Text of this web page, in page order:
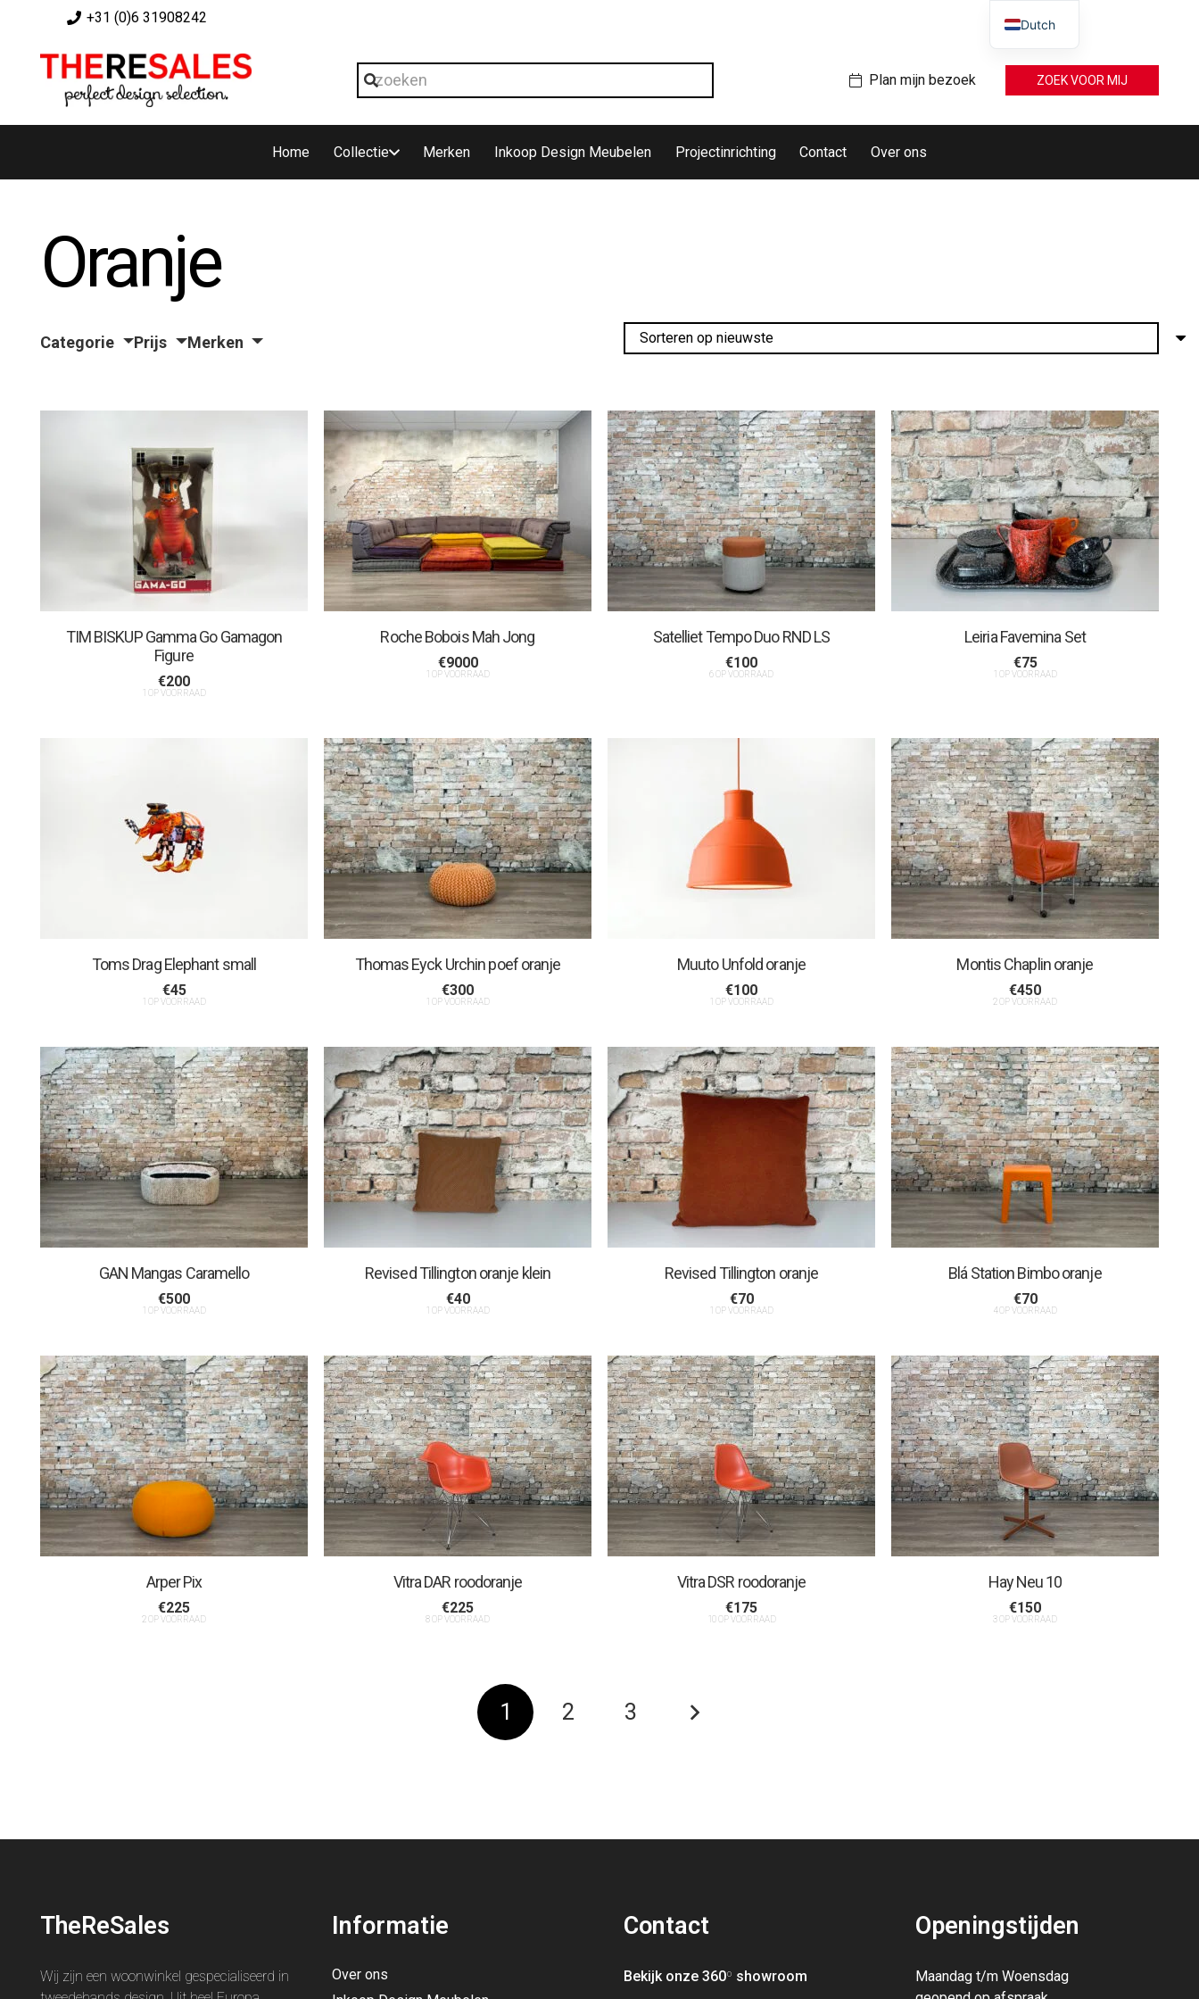
+31 (0)6 31908242
Plan mijn bezoek ZOEK VOOR MIJ
Home Collectie Merken Inkoop Design Meubelen Projectinrichting Contact Over ons
Oranje
Categorie Prijs Merken
TIM BISKUP Gamma Go Gamagon
Figure
€200
1 OP VOORRAAD
Roche Bobois Mah Jong
€9000
1 OP VOORRAAD
Satelliet Tempo Duo RND LS
€100
6 OP VOORRAAD
Leiria Favemina Set
€75
1 OP VOORRAAD
Toms Drag Elephant small
€45
1 OP VOORRAAD
Thomas Eyck Urchin poef oranje
€300
1 OP VOORRAAD
Muuto Unfold oranje
€100
1 OP VOORRAAD
Montis Chaplin oranje
€450
2 OP VOORRAAD
GAN Mangas Caramello
€500
1 OP VOORRAAD
Revised Tillington oranje klein
€40
1 OP VOORRAAD
Revised Tillington oranje
€70
1 OP VOORRAAD
Blá Station Bimbo oranje
€70
4 OP VOORRAAD
Arper Pix
€225
2 OP VOORRAAD
Vitra DAR roodoranje
€225
8 OP VOORRAAD
Vitra DSR roodoranje
€175
10 OP VOORRAAD
Hay Neu 10
€150
3 OP VOORRAAD
1 2 3
TheReSales
Wij zijn een woonwinkel gespecialiseerd in
Informatie
Over ons
Contact
Bekijk onze 360º showroom
Openingstijden
Maandag t/m Woensdag
Dutch